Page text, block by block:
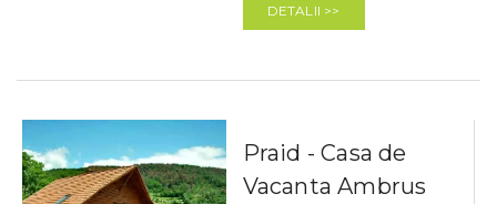
DETALII >>
Praid - Casa de
Vacanta Ambrus